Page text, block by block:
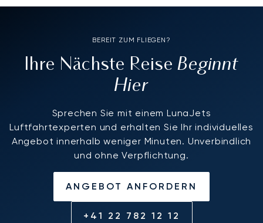
BEREIT ZUM FLIEGEN?
Ihre Nächste ReiseBeginnt
Hier
Sprechen Sie mit einem LunaJets
Luftfahrtexperten und erhalten Sie Ihr individuelles
Angebot innerhalb weniger Minuten. Unverbindlich
und ohne Verpflichtung.
ANGEBOT ANFORDERN
+41 22 782 12 12